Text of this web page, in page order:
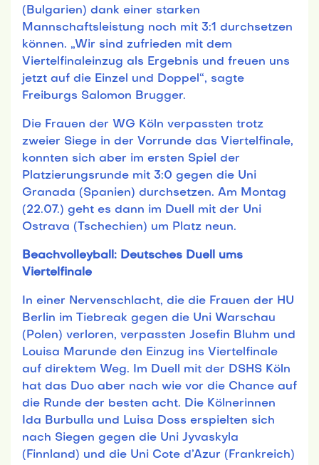
(Bulgarien) dank einer starken
Mannschaftsleistung noch mit 3:1 durchsetzen
können. „Wir sind zufrieden mit dem
Viertelfinaleinzug als Ergebnis und freuen uns
jetzt auf die Einzel und Doppel“, sagte
Freiburgs Salomon Brugger.
Die Frauen der WG Köln verpassten trotz
zweier Siege in der Vorrunde das Viertelfinale,
konnten sich aber im ersten Spiel der
Platzierungsrunde mit 3:0 gegen die Uni
Granada (Spanien) durchsetzen. Am Montag
(22.07.) geht es dann im Duell mit der Uni
Ostrava (Tschechien) um Platz neun.
Beachvolleyball: Deutsches Duell ums
Viertelfinale
In einer Nervenschlacht, die die Frauen der HU
Berlin im Tiebreak gegen die Uni Warschau
(Polen) verloren, verpassten Josefin Bluhm und
Louisa Marunde den Einzug ins Viertelfinale
auf direktem Weg. Im Duell mit der DSHS Köln
hat das Duo aber nach wie vor die Chance auf
die Runde der besten acht. Die Kölnerinnen
Ida Burbulla und Luisa Doss erspielten sich
nach Siegen gegen die Uni Jyvaskyla
(Finnland) und die Uni Cote d’Azur (Frankreich)